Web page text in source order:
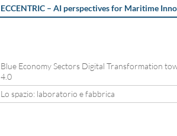
ECCENTRIC – AI perspectives for Maritime
Blue Economy Sectors Digital Transformation
4.0
Lo spazio: laboratorio e fabbrica